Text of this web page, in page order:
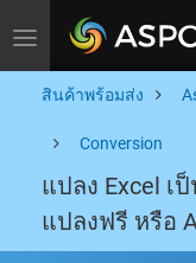
Toggle navigation
สินค้าพร้อมส่ง
Conversion
แปลง Excel เ
แปลงฟรี หรือ